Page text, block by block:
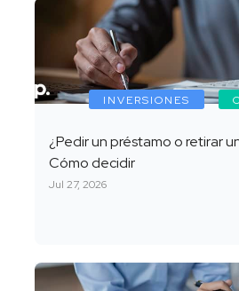
INVERSIONES
¿Pedir un préstamo o retirar
Cómo decidir
Jul 27, 2026